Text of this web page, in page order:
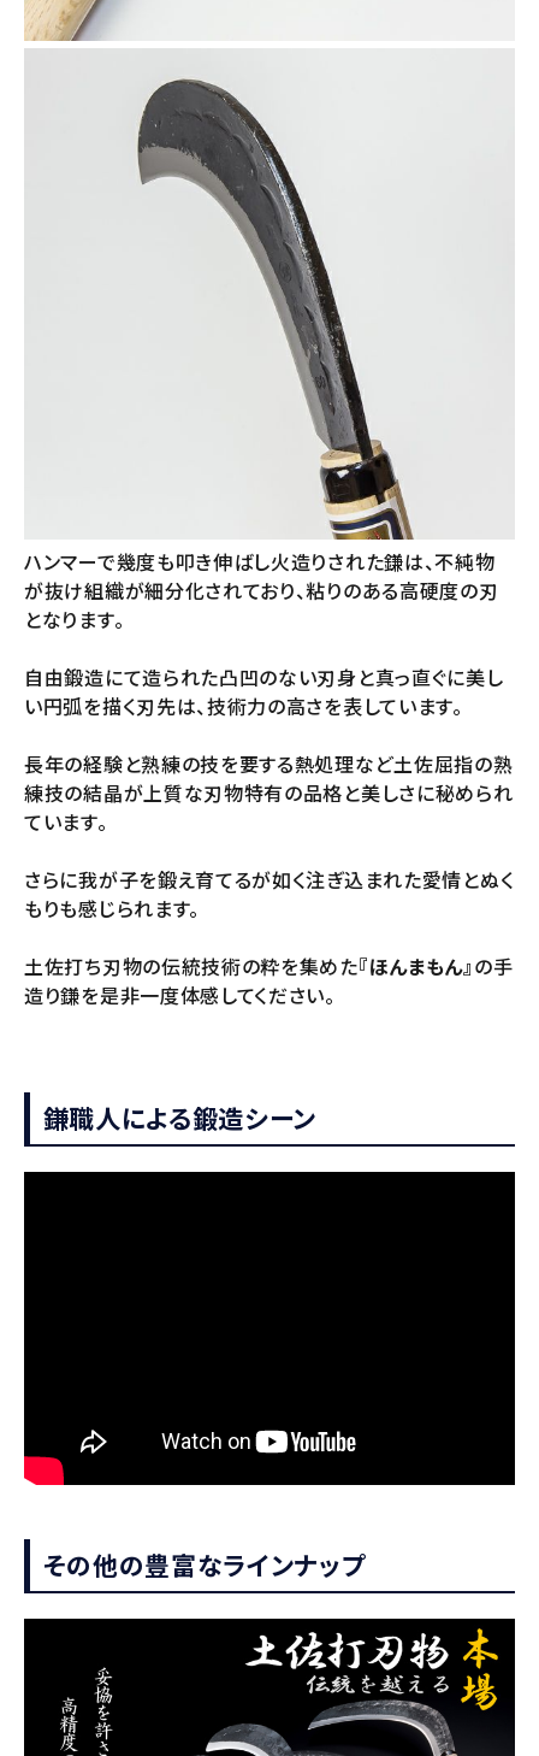
ハンマーで幾度も叩き伸ばし火造りされた鎌は、不純物
が抜け組織が細分化されており、粘りのある高硬度の刃
となります。
自由鍛造にて造られた凸凹のない刃身と真っ直ぐに美し
い円弧を描く刃先は、技術力の高さを表しています。
長年の経験と熟練の技を要する熱処理など土佐屈指の熟
練技の結晶が上質な刃物特有の品格と美しさに秘められ
ています。
さらに我が子を鍛え育てるが如く注ぎ込まれた愛情とぬく
もりも感じられます。
土佐打ち刃物の伝統技術の粋を集めた『ほんまもん』の手
造り鎌を是非一度体感してください。
鎌職人による鍛造シーン
その他の豊富なラインナップ